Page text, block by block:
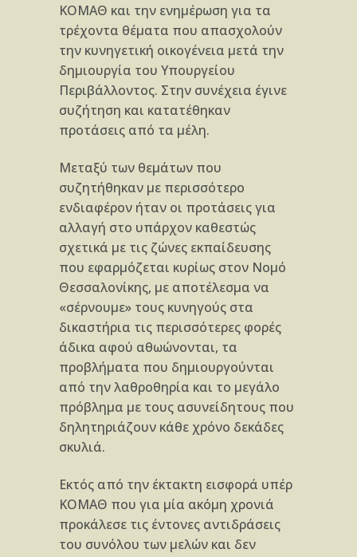
ΚΟΜΑΘ και την ενημέρωση για τα
τρέχοντα θέματα που απασχολούν
την κυνηγετι­κή οικογένεια μετά την
δημιουργία του Υπουργείου
Περιβάλλοντος. Στην συνέχεια έγινε
συζήτηση και κατατέθηκαν
προτάσεις από τα μέλη.
Μεταξύ των θεμάτων που
συζητήθηκαν με περισ­σότερο
ενδιαφέρον ήταν οι προτάσεις για
αλλαγή στο υπάρχον καθεστώς
σχετικά με τις ζώνες εκπαίδευσης
που εφαρμόζεται κυρίως στον Νομό
Θεσσαλονίκης, με αποτέλεσμα να
«σέρνουμε» τους κυνηγούς στα
δικαστήρια τις περισσότερες φορές
άδικα αφού αθω­ώνονται, τα
προβλήματα που δημιουργούνται
από την λαθροθηρία και το μεγάλο
πρόβλημα με τους ασυνείδητους που
δηλητηριάζουν κάθε χρόνο δεκά­δες
σκυλιά.
Εκτός από την έκτακτη εισφορά υπέρ
ΚΟΜΑΘ που για μία ακόμη χρονιά
προκάλεσε τις έντονες αντι­δράσεις
του συνόλου των μελών και δεν